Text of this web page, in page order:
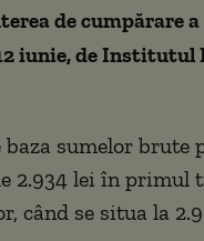
de cumpărare
iunie, de Institutul
baza sumelor
2.934 lei în primul
când se situa la